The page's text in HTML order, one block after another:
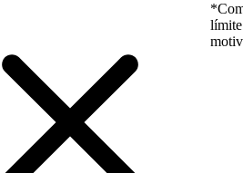
límite